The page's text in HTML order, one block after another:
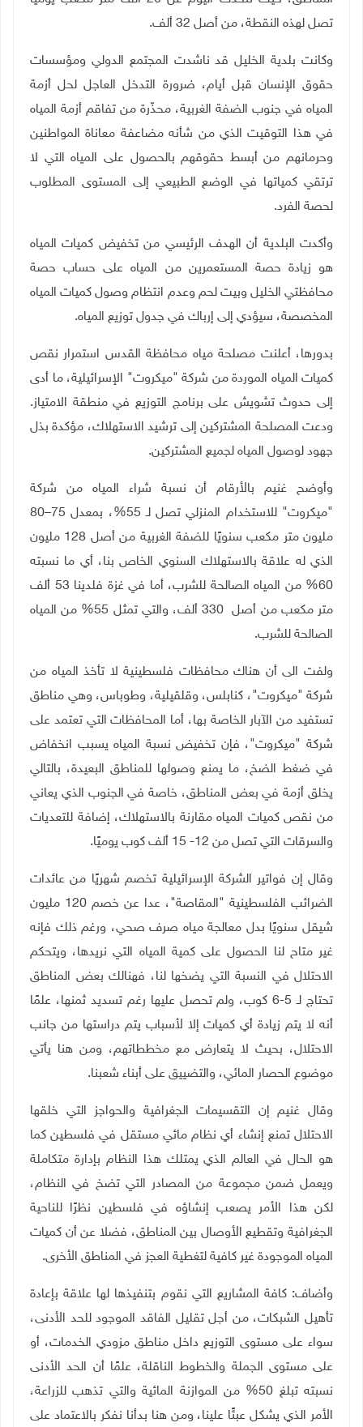
تصل لهذه النقطة، من أصل 32 ألف.
وكانت بلدية الخليل قد ناشدت المجتمع الدولي ومؤسسات
حقوق الإنسان قبل أيام، ضرورة التدخل العاجل لحل أزمة
المياه في جنوب الضفة الغربية، محذّرة من تفاقم أزمة المياه
في هذا التوقيت الذي من شأنه مضاعفة معاناة المواطنين
وحرمانهم من أبسط حقوقهم بالحصول على المياه التي لا
ترتقي كمياتها في الوضع الطبيعي إلى المستوى المطلوب
لحصة الفرد.
وأكدت البلدية أن الهدف الرئيسي من تخفيض كميات المياه
هو زيادة حصة المستعمرين من المياه على حساب حصة
محافظتي الخليل وبيت لحم وعدم انتظام وصول كميات المياه
المخصصة، سيؤدي إلى إرباك في جدول توزيع المياه.
بدورها، أعلنت مصلحة مياه محافظة القدس استمرار نقص
كميات المياه الموردة من شركة "ميكروت" الإسرائيلية، ما أدى
إلى حدوث تشويش على برنامج التوزيع في منطقة الامتياز.
ودعت المصلحة المشتركين إلى ترشيد الاستهلاك، مؤكدة بذل
جهود لوصول المياه لجميع المشتركين.
وأوضح غنيم بالأرقام أن نسبة شراء المياه من شركة
"ميكروت" للاستخدام المنزلي تصل لـ 55%، بمعدل 75–80
مليون متر مكعب سنويًا للضفة الغربية من أصل 128 مليون
الذي له علاقة بالاستهلاك السنوي الخاص بنا، أي ما نسبته
60% من المياه الصالحة للشرب، أما في غزة فلدينا 53 ألف
متر مكعب من أصل 330 ألف، والتي تمثل 55% من المياه
الصالحة للشرب.
ولفت الى أن هناك محافظات فلسطينية لا تأخذ المياه من
شركة "ميكروت"، كنابلس، وقلقيلية، وطوباس، وهي مناطق
تستفيد من الآبار الخاصة بها، أما المحافظات التي تعتمد على
شركة "ميكروت"، فإن تخفيض نسبة المياه يسبب انخفاض
في ضغط الضخ، ما يمنع وصولها للمناطق البعيدة، بالتالي
يخلق أزمة في بعض المناطق، خاصة في الجنوب الذي يعاني
من نقص كميات المياه مقارنة بالاستهلاك، إضافة للتعديات
والسرقات التي تصل من 12- 15 ألف كوب يوميًا.
وقال إن فواتير الشركة الإسرائيلية تخصم شهريًا من عائدات
الضرائب الفلسطينية "المقاصة"، عدا عن خصم 120 مليون
شيقل سنويًا بدل معالجة مياه صرف صحي، ورغم ذلك فإنه
غير متاح لنا الحصول على كمية المياه التي نريدها، ويتحكم
الاحتلال في النسبة التي يضخها لنا، فهنالك بعض المناطق
تحتاج لـ 5-6 كوب، ولم تحصل عليها رغم تسديد ثمنها، علمًا
أنه لا يتم زيادة أي كميات إلا لأسباب يتم دراستها من جانب
الاحتلال، بحيث لا يتعارض مع مخططاتهم، ومن هنا يأتي
موضوع الحصار المائي، والتضييق على أبناء شعبنا.
وقال غنيم إن التقسيمات الجغرافية والحواجز التي خلقها
الاحتلال تمنع إنشاء أي نظام مائي مستقل في فلسطين كما
هو الحال في العالم الذي يمتلك هذا النظام بإدارة متكاملة
ويعمل ضمن مجموعة من المصادر التي تضخ في النظام،
لكن هذا الأمر يصعب إنشاؤه في فلسطين نظرًا للناحية
الجغرافية وتقطيع الأوصال بين المناطق، فضلا عن أن كميات
المياه الموجودة غير كافية لتغطية العجز في المناطق الأخرى.
وأضاف: كافة المشاريع التي نقوم بتنفيذها لها علاقة بإعادة
تأهيل الشبكات، من أجل تقليل الفاقد الموجود للحد الأدنى،
سواء على مستوى التوزيع داخل مناطق مزودي الخدمات، أو
على مستوى الجملة والخطوط الناقلة، علمًا أن الحد الأدنى
نسبته تبلغ 50% من الموازنة المائية والتي تذهب للزراعة،
الأمر الذي يشكل عبئًا علينا، ومن هنا بدأنا نفكر بالاعتماد على